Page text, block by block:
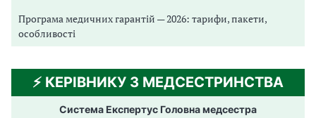
Програма медичних гарантій — 2026: тарифи, пакети,
особливості
⚡️ КЕРІВНИКУ З МЕДСЕСТРИНСТВА
Система Експертус Головна медсестра